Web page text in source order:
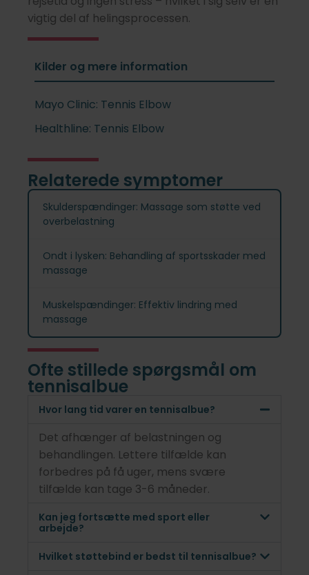
vigtig del af helingsprocessen.
Kilder og mere information
Mayo Clinic: Tennis Elbow
Healthline: Tennis Elbow
Relaterede symptomer
Skulderspændinger: Massage som støtte ved
overbelastning
Ondt i lysken: Behandling af sportsskader med
massage
Muskelspændinger: Effektiv lindring med
massage
Ofte stillede spørgsmål om
tennisalbue
Hvor lang tid varer en tennisalbue?
Det afhænger af belastningen og
behandlingen. Lettere tilfælde kan
forbedres på få uger, mens svære
tilfælde kan tage 3-6 måneder.
Kan jeg fortsætte med sport eller
arbejde?
Hvilket støttebind er bedst til tennisalbue?